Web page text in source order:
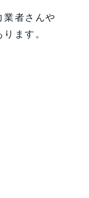
業者さんや
ます。